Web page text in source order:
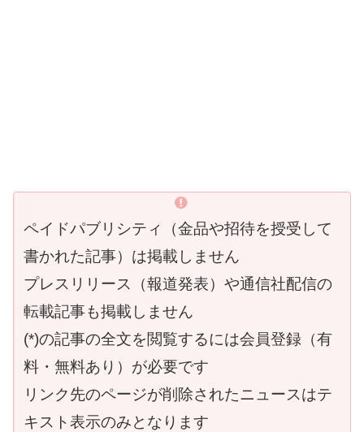
ペイドパブリシティ（金品や招待を授受して
書かれた記事）は掲載しません
プレスリリース（報道発表）や通信社配信の
転載記事も掲載しません
(*)の記事の全文を閲覧するには会員登録（有
料・無料あり）が必要です
リンク先のページが削除されたニュースはテ
キスト表示のみとなります